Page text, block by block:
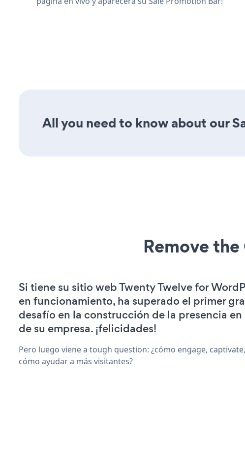
All you need to know about our
Remove
Si tiene su sitio web Twenty Twelve for
en funcionamiento, ha superado el primer
desafío en la construcción de la presencia en
de su empresa. ¡felicidades!
Pero luego viene a tough question: ¿cómo engage,
cómo ayudar a más visitantes?